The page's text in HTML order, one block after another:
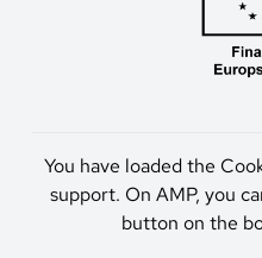
You have loaded the
support. On AMP, you
button on the